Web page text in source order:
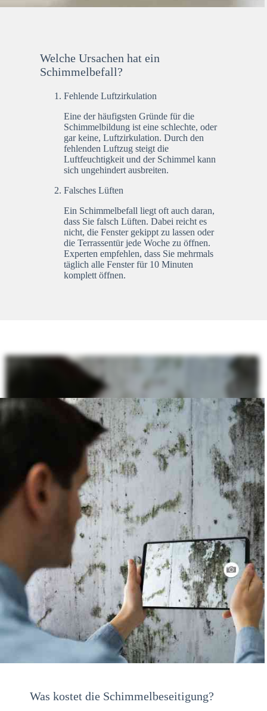
Welche Ursachen hat ein
Schimmelbefall?
Fehlende Luftzirkulation
Eine der häufigsten Gründe für die
Schimmelbildung ist eine schlechte, oder
gar keine, Luftzirkulation. Durch den
fehlenden Luftzug steigt die
Luftfeuchtigkeit und der Schimmel kann
sich ungehindert ausbreiten.
Falsches Lüften
Ein Schimmelbefall liegt oft auch daran,
dass Sie falsch Lüften. Dabei reicht es
nicht, die Fenster gekippt zu lassen oder
die Terrassentür jede Woche zu öffnen.
Experten empfehlen, dass Sie mehrmals
täglich alle Fenster für 10 Minuten
komplett öffnen.
Was kostet die Schimmelbeseitigung?